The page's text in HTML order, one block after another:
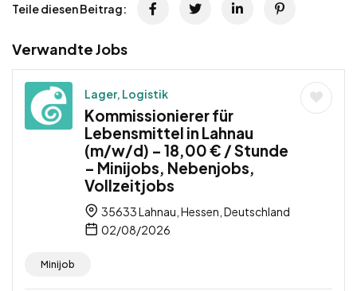
Teile diesen Beitrag:
Verwandte Jobs
Lager, Logistik
Kommissionierer für
Lebensmittel in Lahnau
(m/w/d) – 18,00 € / Stunde
– Minijobs, Nebenjobs,
Vollzeitjobs
35633 Lahnau, Hessen, Deutschland
02/08/2026
Minijob